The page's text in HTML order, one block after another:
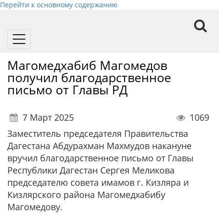
Перейти к основному содержанию
Toggle
Магомедхабиб Магомедов
получил благодарственное
письмо от Главы РД
7 Март 2025
1069
Заместитель председателя Правительства
Дагестана Абдурахман Махмудов накануне
вручил благодарственное письмо от Главы
Республики Дагестан Сергея Меликова
председателю совета имамов г. Кизляра и
Кизлярского района Магомедхабибу
Магомедову.